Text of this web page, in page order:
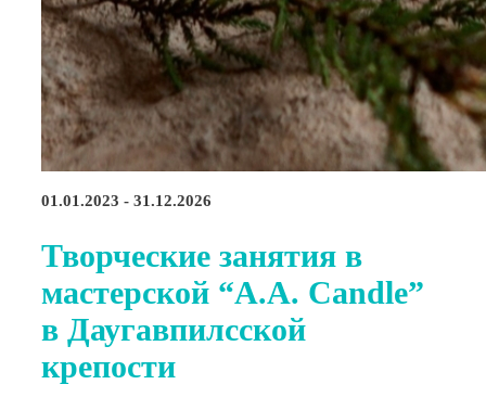
01.01.2023 - 31.12.2026
Творческие занятия в
мастерской “A.A. Candle”
в Даугавпилсской
крепости